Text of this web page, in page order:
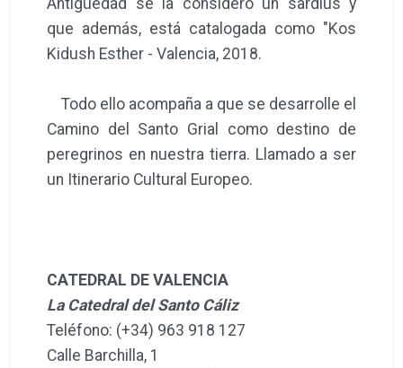
que además, está catalogada como "Kos
Kidush Esther - Valencia, 2018.
Todo ello acompaña a que se desarrolle el
Camino del Santo Grial como destino de
peregrinos en nuestra tierra. Llamado a ser
un Itinerario Cultural Europeo.
CATEDRAL DE VALENCIA
La Catedral del Santo Cáliz
Teléfono: (+34) 963 918 127
Calle Barchilla, 1